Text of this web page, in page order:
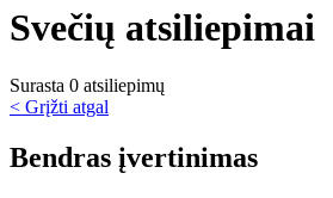
Svečių atsiliepimai
Surasta 0 atsiliepimų
< Grįžti atgal
Bendras įvertinimas